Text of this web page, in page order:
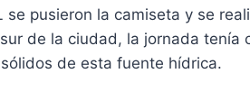
pusieron la camiseta y se
de la ciudad, la jornada tenía
de esta fuente hídrica.